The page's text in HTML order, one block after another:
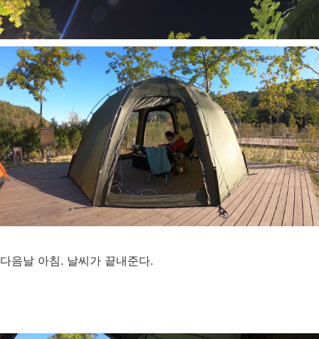
다음날 아침. 날씨가 끝내준다.